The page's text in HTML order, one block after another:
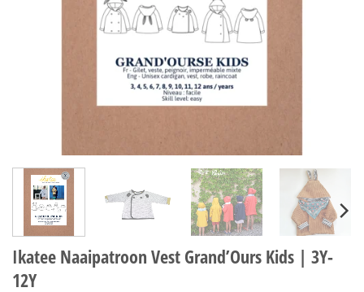
Ikatee Naaipatroon Vest Grand’Ours Kids | 3Y-
12Y